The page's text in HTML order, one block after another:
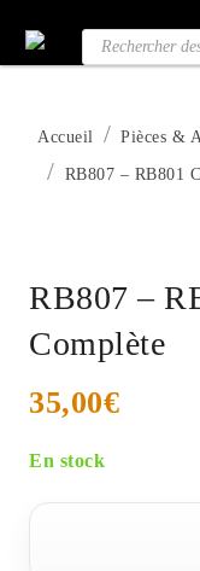
contenu
Recherche
Accueil Pièces &
RB807 – RB801
RB807 –
Complète
35,00€
En stock